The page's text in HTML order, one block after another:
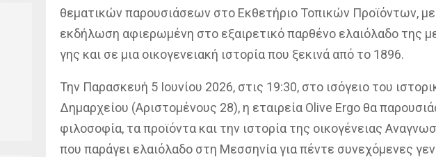
θεματικών παρουσιάσεων στο Εκθετήριο Τοπικών Προϊόντων, με
εκδήλωση αφιερωμένη στο εξαιρετικό παρθένο ελαιόλαδο της
γης και σε μια οικογενειακή ιστορία που ξεκινά από το 1896.
Την Παρασκευή 5 Ιουνίου 2026, στις 19:30, στο ισόγειο του
Δημαρχείου (Αριστομένους 28), η εταιρεία Olive Ergo θα
φιλοσοφία, τα προϊόντα και την ιστορία της οικογένειας
που παράγει ελαιόλαδο στη Μεσσηνία για πέντε συνεχόμενες